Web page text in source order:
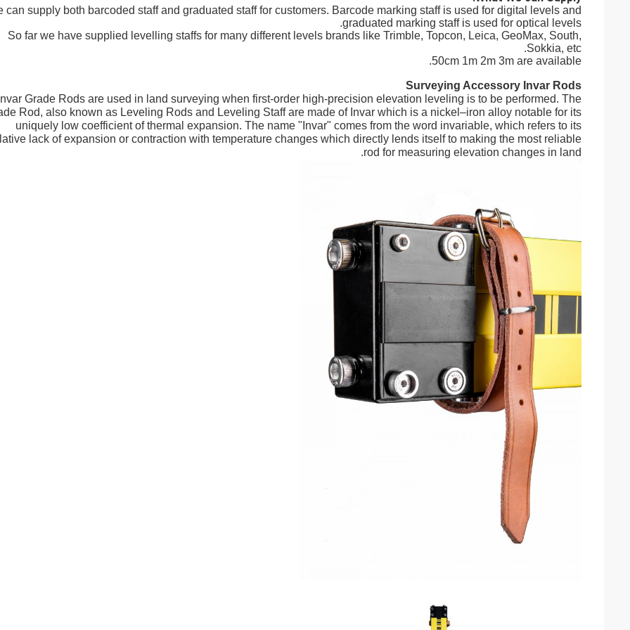
can supply both barcoded staff and graduated staff for customers. Barcode marking staff is used for digital levels and
graduated marking staff is used for optical levels.
So far we have supplied levelling staffs for many different levels brands like Trimble, Topcon, Leica, GeoMax, South,
Sokkia, etc.
50cm 1m 2m 3m are available.
Surveying Accessory Invar Rods
Invar Grade Rods are used in land surveying when first-order high-precision elevation leveling is to be performed. The
Rod, also known as Leveling Rods and Leveling Staff are made of Invar which is a nickel–iron alloy notable for its
uniquely low coefficient of thermal expansion. The name "Invar" comes from the word invariable, which refers to its
lack of expansion or contraction with temperature changes which directly lends itself to making the most reliable
rod for measuring elevation changes in land.